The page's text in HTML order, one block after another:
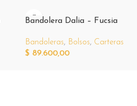
Bandolera Dalia – Fucsia
Bandoleras, Bolsos, Carteras
$ 89.600,00